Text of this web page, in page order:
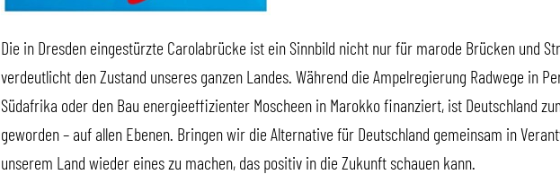
Die in Dresden eingestürzte Carolabrücke ist ein Sinnbild nicht nur für marode Brücken und
verdeutlicht den Zustand unseres ganzen Landes. Während die Ampelregierung Radwege in
Südafrika oder den Bau energieeffizienter Moscheen in Marokko finanziert, ist Deutschland
geworden – auf allen Ebenen. Bringen wir die Alternative für Deutschland gemeinsam in
unserem Land wieder eines zu machen, das positiv in die Zukunft schauen kann.